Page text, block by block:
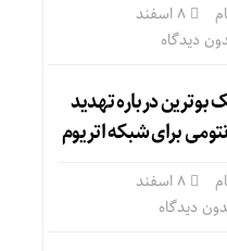
دیدگاه
بوترین درباره تهدید
برای شبکه اتریوم
دیدگاه